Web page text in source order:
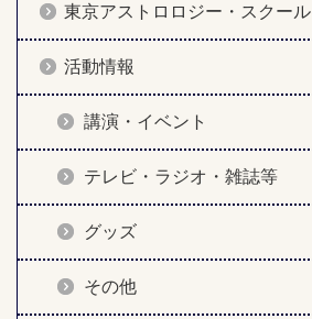
東京アストロロジー・スクール
活動情報
講演・イベント
テレビ・ラジオ・雑誌等
グッズ
その他